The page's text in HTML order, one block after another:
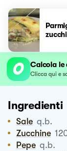
Calcola le
Clicca qui e
Ingredienti
Sale q.b.
Zucchine
Pepe q.b.